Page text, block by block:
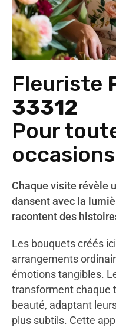
Fleuriste
33312
Pour
occasions
Chaque visite révèle
dansent avec la
racontent des
Les bouquets créés
arrangements
émotions tangibles.
transforment chaque
beauté, adaptant
plus subtils. Cette